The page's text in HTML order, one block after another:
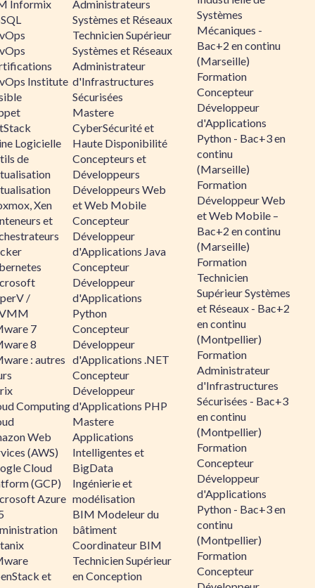
Informix
Institute
Logicielle
de
Xen
et
/
7
8
: autres
Computing
Web
(AWS)
Cloud
(GCP)
Azure
et
Administrateurs
Systèmes et Réseaux
Technicien Supérieur
Systèmes et Réseaux
Administrateur
d'Infrastructures
Sécurisées
Mastere
CyberSécurité et
Haute Disponibilité
Concepteurs et
Développeurs
Développeurs Web
et Web Mobile
Concepteur
Développeur
d'Applications Java
Concepteur
Développeur
d'Applications
Python
Concepteur
Développeur
d'Applications .NET
Concepteur
Développeur
d'Applications PHP
Mastere
Applications
Intelligentes et
BigData
Ingénierie et
modélisation
BIM Modeleur du
bâtiment
Coordinateur BIM
Technicien Supérieur
en Conception
Systèmes
Mécaniques -
Bac+2 en continu
(Marseille)
Formation
Concepteur
Développeur
d'Applications
Python - Bac+3 en
continu
(Marseille)
Formation
Développeur Web
et Web Mobile –
Bac+2 en continu
(Marseille)
Formation
Technicien
Supérieur Systèmes
et Réseaux - Bac+2
en continu
(Montpellier)
Formation
Administrateur
d'Infrastructures
Sécurisées - Bac+3
en continu
(Montpellier)
Formation
Concepteur
Développeur
d'Applications
Python - Bac+3 en
continu
(Montpellier)
Formation
Concepteur